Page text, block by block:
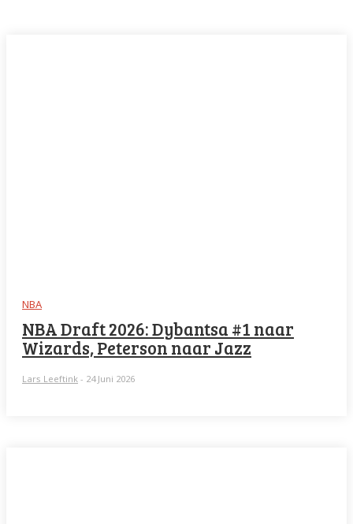
NBA
NBA Draft 2026: Dybantsa #1 naar
Wizards, Peterson naar Jazz
Lars Leeftink - 24 Juni 2026